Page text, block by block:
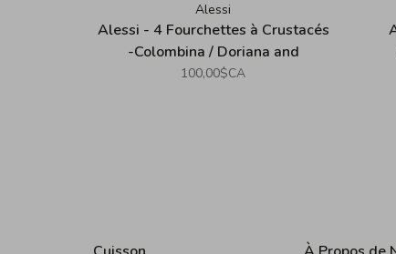
Alessi
Alessi - 4 Fourchettes à Crustacés
-Colombina / Doriana and
Massimiliano Fuksas
100,00$CA